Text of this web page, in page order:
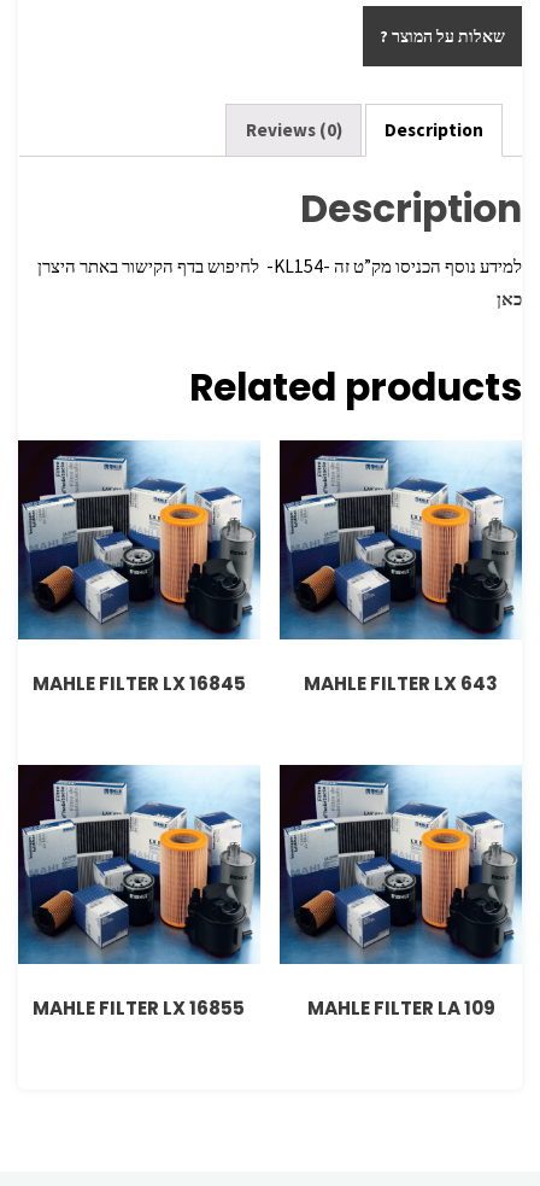
b
o
o
k
tt
er
ar
e
שאלות על המוצר ?
Description
Reviews (0)
Description
למידע נוסף הכניסו מק”ט זה -KL154- לחיפוש בדף הקישור באתר היצרן
כאן
Related products
MAHLE FILTER LX 643
MAHLE FILTER LX 16845
MAHLE FILTER LA 109
MAHLE FILTER LX 16855